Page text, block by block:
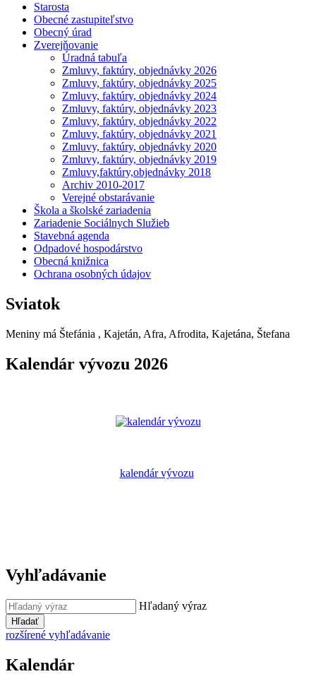
Starosta
Obecné zastupiteľstvo
Obecný úrad
Zverejňovanie
Úradná tabuľa
Zmluvy, faktúry, objednávky 2026
Zmluvy, faktúry, objednávky 2025
Zmluvy, faktúry, objednávky 2024
Zmluvy, faktúry, objednávky 2023
Zmluvy, faktúry, objednávky 2022
Zmluvy, faktúry, objednávky 2021
Zmluvy, faktúry, objednávky 2020
Zmluvy, faktúry, objednávky 2019
Zmluvy,faktúry,objednávky 2018
Archiv 2010-2017
Verejné obstarávanie
Škola a školské zariadenia
Zariadenie Sociálnych Služieb
Stavebná agenda
Odpadové hospodárstvo
Obecná knižnica
Ochrana osobných údajov
Sviatok
Meniny má Štefánia , Kajetán, Afra, Afrodita, Kajetána, Štefana
Kalendár vývozu 2026
kalendár vývozu
Vyhľadávanie
Hľadaný výraz
Hľadať
rozšírené vyhľadávanie
Kalendár